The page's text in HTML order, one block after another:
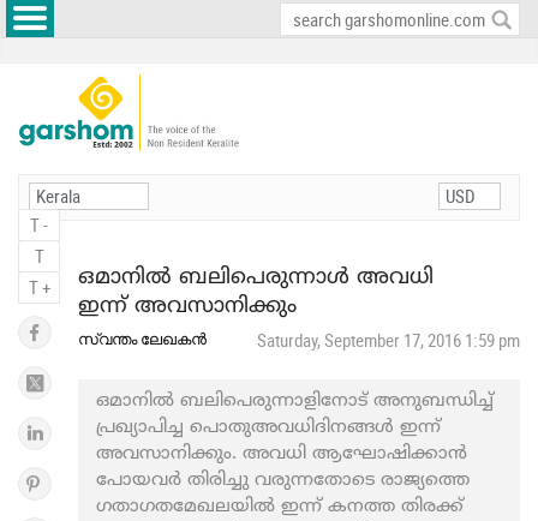
T -
T
T +
ഒമാനിൽ ബലിപെരുന്നാൾ അവധി
ഇന്ന് അവസാനിക്കും
സ്വന്തം ലേഖകൻ Saturday, September 17, 2016 1:59 pm
ഒമാനിൽ ബലിപെരുന്നാളിനോട് അനുബന്ധിച്ച്
പ്രഖ്യാപിച്ച പൊതുഅവധിദിനങ്ങൾ ഇന്ന്
അവസാനിക്കും. അവധി ആഘോഷിക്കാൻ
പോയവർ തിരിച്ചു വരുന്നതോടെ രാജ്യത്തെ
ഗതാഗതമേഖലയിൽ ഇന്ന് കനത്ത തിരക്ക്